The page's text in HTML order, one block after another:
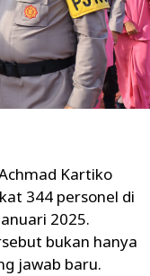
Kartiko
344 personel di
2025.
bukan hanya
jawab baru.